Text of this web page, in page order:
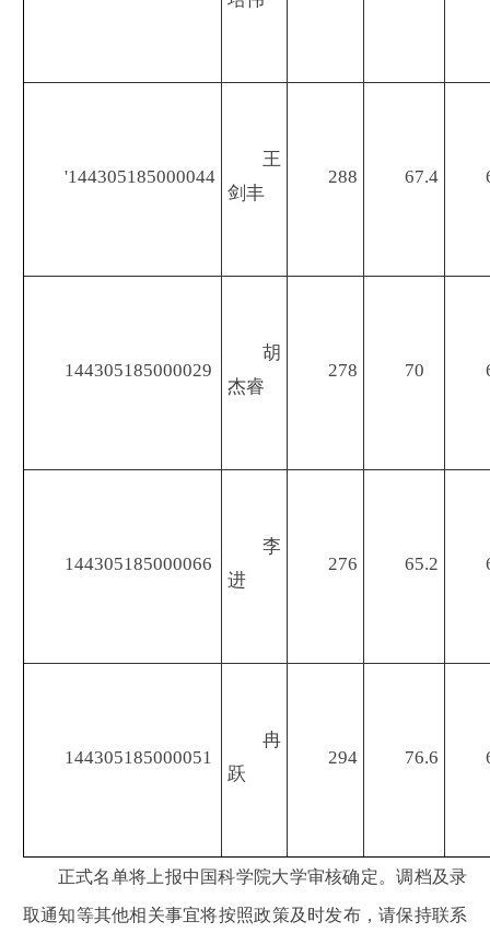
'144305185000044
王
剑丰
288 67.4
144305185000029
胡
杰睿
278 70
144305185000066
李
进
276 65.2
144305185000051
冉
跃
294 76.6
正式名单将上报中国科学院大学审核确定。调档及录
取通知等其他相关事宜将按照政策及时发布，请保持联系